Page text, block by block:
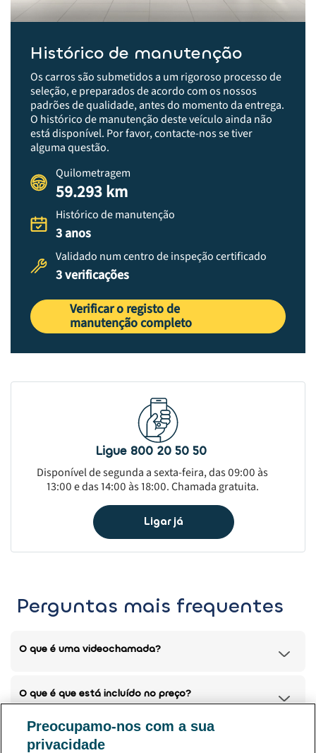
Histórico de manutenção
Os carros são submetidos a um rigoroso processo de
seleção, e preparados de acordo com os nossos
padrões de qualidade, antes do momento da entrega.​
O histórico de manutenção deste veículo ainda não
está disponível. Por favor, contacte-nos se tiver
alguma questão.
Quilometragem
59.293 km
Histórico de manutenção
3 anos
Validado num centro de inspeção certificado
3 verificações
Verificar o registo de
manutenção completo
Ligue 800 20 50 50
Disponível de segunda a sexta-feira, das 09:00 às
13:00 e das 14:00 às 18:00. Chamada gratuita.
Ligar já
Perguntas mais frequentes
O que é uma videochamada?
O que é que está incluído no preço?
Posso devolver o meu carro atual?
Preocupamo-nos com a sua
privacidade